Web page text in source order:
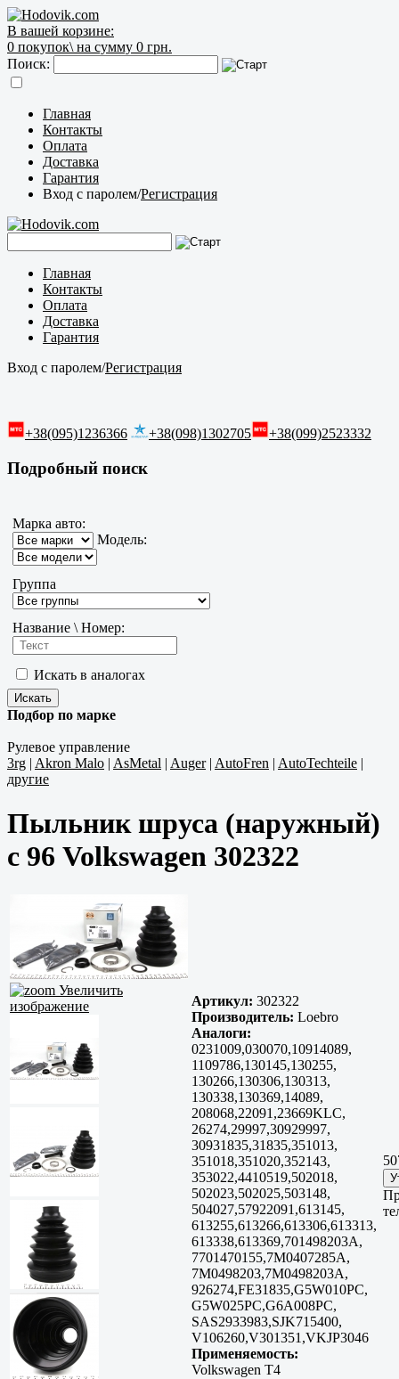
В вашей корзине:
0 покупок\ на сумму 0 грн.
Поиск:
Главная
Контакты
Оплата
Доставка
Гарантия
Вход с паролем/Регистрация
Главная
Контакты
Оплата
Доставка
Гарантия
Вход с паролем/Регистрация
+38(095)1236366 +38(098)1302705 +38(099)2523332
Подробный поиск
Марка авто:
Модель:
Группа
Название \ Номер:
Искать в аналогах
Подбор по марке
Рулевое управление
3rg | Akron Malo | AsMetal | Auger| AutoFren | AutoTechteile |
другие
Пыльник шруса (наружный)
с 96 Volkswagen 302322
Увеличить
изображение
Артикул: 302322
Производитель: Loebro
Аналоги:
0231009,030070,10914089,
1109786,130145,130255,
130266,130306,130313,
130338,130369,14089,
208068,22091,23669KLC,
26274,29997,30929997,
30931835,31835,351013,
351018,351020,352143,
353022,4410519,502018,
502023,502025,503148,
504027,57922091,613145,
613255,613266,613306,613313,
613338,613369,701498203A,
7701470155,7M0407285A,
7M0498203,7M0498203A,
926274,FE31835,G5W010PC,
G5W025PC,G6A008PC,
SAS2933983,SJK715400,
V106260,V301351,VKJP3046
Применяемость:
Volkswagen T4